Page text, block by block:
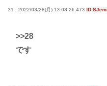
31 : 2022/03/28(月) 13:08:26.473
>>28
です